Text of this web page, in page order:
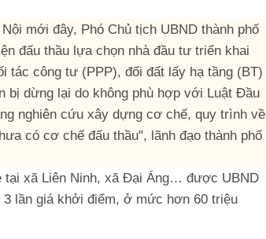
mới đây, Phó Chủ tịch UBND thành phố
đấu thầu lựa chọn nhà đầu tư triển khai
tác công tư (PPP), đổi đất lấy hạ tầng (BT)
bị dừng lại do không phù hợp với Luật Đầu
nghiên cứu xây dựng cơ chế, quy trình về
có cơ chế đấu thầu", lãnh đạo thành phố
tại xã Liên Ninh, xã Đại Áng… được UBND
lần giá khởi điểm, ở mức hơn 60 triệu